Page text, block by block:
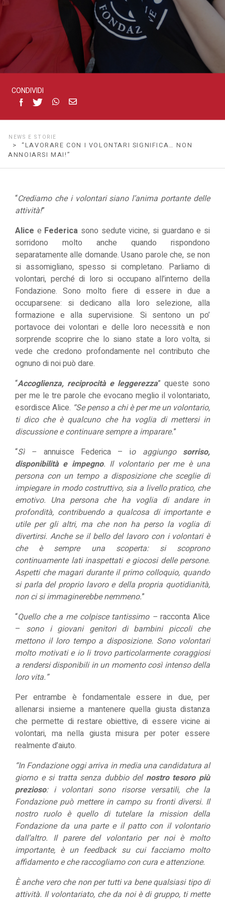
CONDIVIDI
NEWS E STORIE
> “LAVORARE CON I VOLONTARI SIGNIFICA… NON
ANNOIARSI MAI!”
“Crediamo che i volontari siano l’anima portante delle
attività!”
Alice e Federica sono sedute vicine, si guardano e si
sorridono molto anche quando rispondono
separatamente alle domande. Usano parole che, se non
si assomigliano, spesso si completano. Parliamo di
volontari, perché di loro si occupano all’interno della
Fondazione. Sono molto fiere di essere in due a
occuparsene: si dedicano alla loro selezione, alla
formazione e alla supervisione. Si sentono un po’
portavoce dei volontari e delle loro necessità e non
sorprende scoprire che lo siano state a loro volta, si
vede che credono profondamente nel contributo che
ognuno di noi può dare.
“Accoglienza, reciprocità e leggerezza” queste sono
per me le tre parole che evocano meglio il volontariato,
esordisce Alice. “Se penso a chi è per me un volontario,
ti dico che è qualcuno che ha voglia di mettersi in
discussione e continuare sempre a imparare.”
“Sì – annuisce Federica – io aggiungo sorriso,
disponibilità e impegno. Il volontario per me è una
persona con un tempo a disposizione che sceglie di
impiegare in modo costruttivo, sia a livello pratico, che
emotivo. Una persona che ha voglia di andare in
profondità, contribuendo a qualcosa di importante e
utile per gli altri, ma che non ha perso la voglia di
divertirsi. Anche se il bello del lavoro con i volontari è
che è sempre una scoperta: si scoprono
continuamente lati inaspettati e giocosi delle persone.
Aspetti che magari durante il primo colloquio, quando
si parla del proprio lavoro e della propria quotidianità,
non ci si immaginerebbe nemmeno.”
“Quello che a me colpisce tantissimo –racconta Alice
– sono i giovani genitori di bambini piccoli che
mettono il loro tempo a disposizione. Sono volontari
molto motivati e io li trovo particolarmente coraggiosi
a rendersi disponibili in un momento così intenso della
loro vita.”
Per entrambe è fondamentale essere in due, per
allenarsi insieme a mantenere quella giusta distanza
che permette di restare obiettive, di essere vicine ai
volontari, ma nella giusta misura per poter essere
realmente d’aiuto.
“In Fondazione oggi arriva in media una candidatura al
giorno e si tratta senza dubbio del nostro tesoro più
prezioso: i volontari sono risorse versatili, che la
Fondazione può mettere in campo su fronti diversi. Il
nostro ruolo è quello di tutelare la mission della
Fondazione da una parte e il patto con il volontario
dall’altro. Il parere del volontario per noi è molto
importante, è un feedback su cui facciamo molto
affidamento e che raccogliamo con cura e attenzione.
È anche vero che non per tutti va bene qualsiasi tipo di
attività. Il volontariato, che da noi è di gruppo, ti mette